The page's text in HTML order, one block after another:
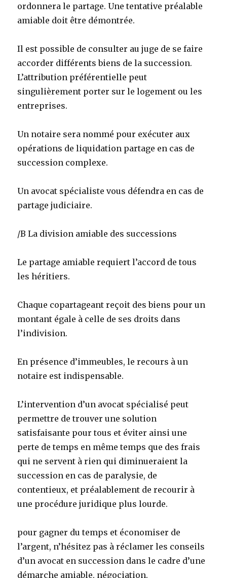
ordonnera le partage. Une tentative préalable
amiable doit être démontrée.
Il est possible de consulter au juge de se faire
accorder différents biens de la succession.
L’attribution préférentielle peut
singulièrement porter sur le logement ou les
entreprises.
Un notaire sera nommé pour exécuter aux
opérations de liquidation partage en cas de
succession complexe.
Un avocat spécialiste vous défendra en cas de
partage judiciaire.
/B La division amiable des successions
Le partage amiable requiert l’accord de tous
les héritiers.
Chaque copartageant reçoit des biens pour un
montant égale à celle de ses droits dans
l’indivision.
En présence d’immeubles, le recours à un
notaire est indispensable.
L’intervention d’un avocat spécialisé peut
permettre de trouver une solution
satisfaisante pour tous et éviter ainsi une
perte de temps en même temps que des frais
qui ne servent à rien qui diminueraient la
succession en cas de paralysie, de
contentieux, et préalablement de recourir à
une procédure juridique plus lourde.
pour gagner du temps et économiser de
l’argent, n’hésitez pas à réclamer les conseils
d’un avocat en succession dans le cadre d’une
démarche amiable, négociation.